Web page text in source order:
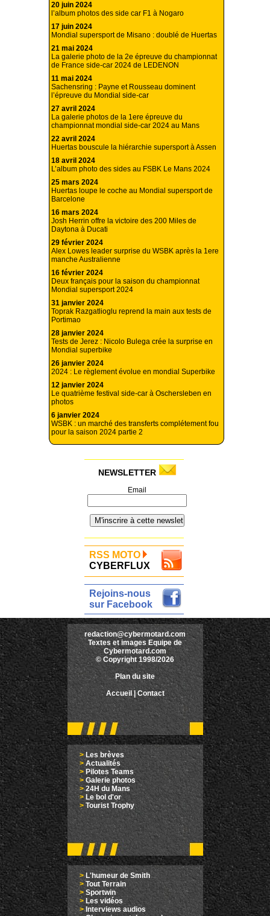
20 juin 2024
l’album photos des side car F1 à Nogaro
17 juin 2024
Mondial supersport de Misano : doublé de Huertas
21 mai 2024
La galerie photo de la 2e épreuve du championnat
de France side-car 2024 de LEDENON
11 mai 2024
Sachensring : Payne et Rousseau dominent
l’épreuve du Mondial side-car
27 avril 2024
La galerie photos de la 1ere épreuve du
championnat mondial side-car 2024 au Mans
22 avril 2024
Huertas bouscule la hiérarchie supersport à Assen
18 avril 2024
L’album photo des sides au FSBK Le Mans 2024
25 mars 2024
Huertas loupe le coche au Mondial supersport de
Barcelone
16 mars 2024
Josh Herrin offre la victoire des 200 Miles de
Daytona à Ducati
29 février 2024
Alex Lowes leader surprise du WSBK après la 1ere
manche Australienne
16 février 2024
Deux français pour la saison du championnat
Mondial supersport 2024
31 janvier 2024
Toprak Razgatlioglu reprend la main aux tests de
Portimao
28 janvier 2024
Tests de Jerez : Nicolo Bulega crée la surprise en
Mondial superbike
26 janvier 2024
2024 : Le règlement évolue en mondial Superbike
12 janvier 2024
Le quatrième festival side-car à Oschersleben en
photos
6 janvier 2024
WSBK : un marché des transferts complétement fou
pour la saison 2024 partie 2
NEWSLETTER
Email
RSS MOTO
CYBERFLUX
Rejoins-nous
sur Facebook
redaction@cybermotard.com
Textes et images Equipe de
Cybermotard.com
© Copyright 1998/2026
Plan du site
Accueil |Contact
>Les brèves
> Actualités
> Pilotes Teams
>Galerie photos
>24H du Mans
>Le bol d'or
> Tourist Trophy
>L'humeur de Smith
> Tout Terrain
> Sportwin
> Les vidéos
> Interviews audios